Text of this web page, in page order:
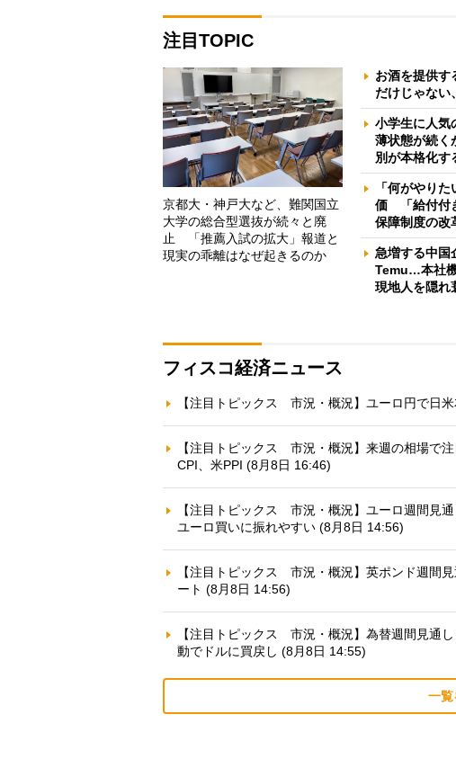
注目TOPIC
京都大・神戸大など、難関国立
大学の総合型選抜が続々と廃
止 「推薦入試の拡大」報道と
現実の乖離はなぜ起きるのか
お酒を提供
だけじゃない
小学生に人
薄状態が続
別が本格化す
「何がやり
価 「給付付
保障制度の改
急増する中国
Temu…本社
現地人を隠れ
フィスコ経済ニュース
【注目トピックス 市況・概況】ユーロ円で日
【注目トピックス 市況・概況】来週の相場で
CPI、米PPI (8月8日 16:46)
【注目トピックス 市況・概況】ユーロ週間見
ユーロ買いに振れやすい (8月8日 14:56)
【注目トピックス 市況・概況】英ポンド週間
ート (8月8日 14:56)
【注目トピックス 市況・概況】為替週間見通
動でドルに買戻し (8月8日 14:55)
一覧